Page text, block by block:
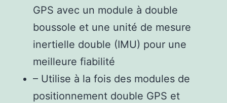
GPS avec un module à double
boussole et une unité de mesure
inertielle double (IMU) pour une
meilleure fiabilité
– Utilise à la fois des modules de
positionnement double GPS et